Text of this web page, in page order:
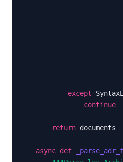
except
continue
return
async def